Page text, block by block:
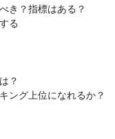
き？指標はある？
る
？
ング上位になれるか？